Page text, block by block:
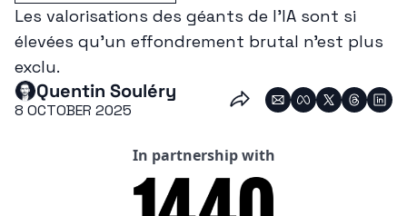
Les valorisations des géants de l’IA sont si
élevées qu’un effondrement brutal n’est plus
exclu.
Quentin Souléry
8 OCTOBER 2025
In partnership with